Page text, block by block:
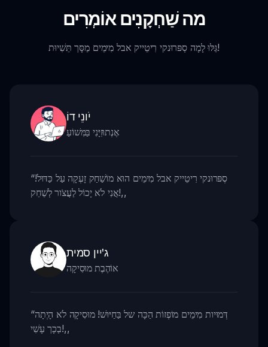
מה שַׁחְקָנִים אוֹמְרִים
גַּלּוּ לָמָה סְפּרוּנקי רִיטֵייק אבל מִימֵים מַסָּך תֵּשִׁיוּת!
יֹונֵי דוֹ
אֶנְתוּזִיָּנִי בַּמִּשׁוֹעַ
“סְפּרוּנקי רִיטֵייק אבל מִימֵים הוּא מוֹשַׁחַק זָעְקָה עַל כַּדּוּל!
אֲנִי לֹא יָכוֹל לַעֲצֹור לְשַׁחַק!,,
ג'יין סמית
אוֹהֶבֶת מוּסִיקָה
“דְּמוּיות מִימֵים מוֹפְזוֹת הַכָּה של בַּחַיּוּשׁ! מוּסִיקָה לֹא הָיְתָה
בְכָך עָשִׁי!,,